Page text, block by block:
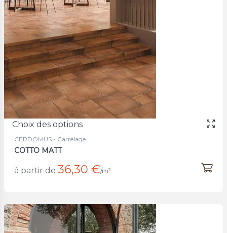
Choix des options
CERDOMUS - Carrelage
COTTO MATT
à partir de 36,30 €/m²